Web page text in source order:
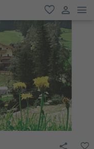
favorit
user link